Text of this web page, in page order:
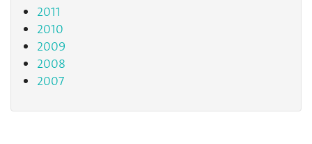
2011
2010
2009
2008
2007